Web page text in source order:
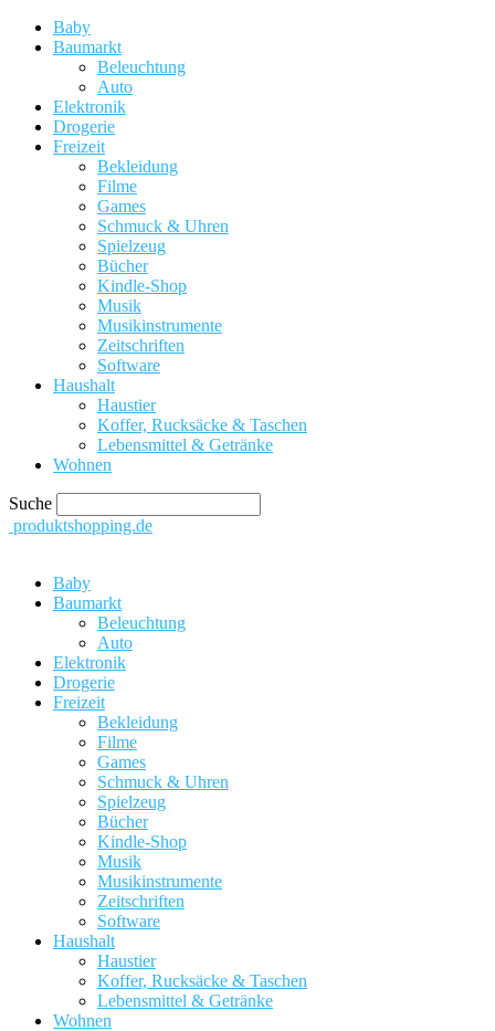
Baby
Baumarkt
Beleuchtung
Auto
Elektronik
Drogerie
Freizeit
Bekleidung
Filme
Games
Schmuck & Uhren
Spielzeug
Bücher
Kindle-Shop
Musik
Musikinstrumente
Zeitschriften
Software
Haushalt
Haustier
Koffer, Rucksäcke & Taschen
Lebensmittel & Getränke
Wohnen
Suche
produktshopping.de
Baby
Baumarkt
Beleuchtung
Auto
Elektronik
Drogerie
Freizeit
Bekleidung
Filme
Games
Schmuck & Uhren
Spielzeug
Bücher
Kindle-Shop
Musik
Musikinstrumente
Zeitschriften
Software
Haushalt
Haustier
Koffer, Rucksäcke & Taschen
Lebensmittel & Getränke
Wohnen